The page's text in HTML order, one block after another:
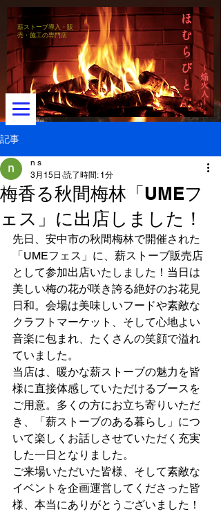
メニュー
薪ストーブ導入・販
売・施工の専門店
ほ
む
ら
び
と
～焔火人～
記事
梅香る秋間梅林「UMEフ
ェス」に出店しました！
n s
3月15日 読了時間: 1分
先日、安中市の秋間梅林で開催された
「UMEフェス」に、薪ストーブ販売店
として参加出店いたしました！当日は
美しい梅の花が咲き誇る絶好のお花見
日和。会場は美味しいフードや素敵な
クラフトマーケット、そして心地よい
音楽に包まれ、たくさんの笑顔で溢れ
ていました。
当店は、暖かな薪ストーブの魅力を皆
様に直接体感していただけるブースを
ご用意。多くの方にお立ち寄りいただ
き、「薪ストーブのある暮らし」につ
いて楽しくお話しさせていただく充実
した一日となりました。
ご来場いただいた皆様、そして素敵な
イベントを企画運営してくださった皆
様、本当にありがとうございました！